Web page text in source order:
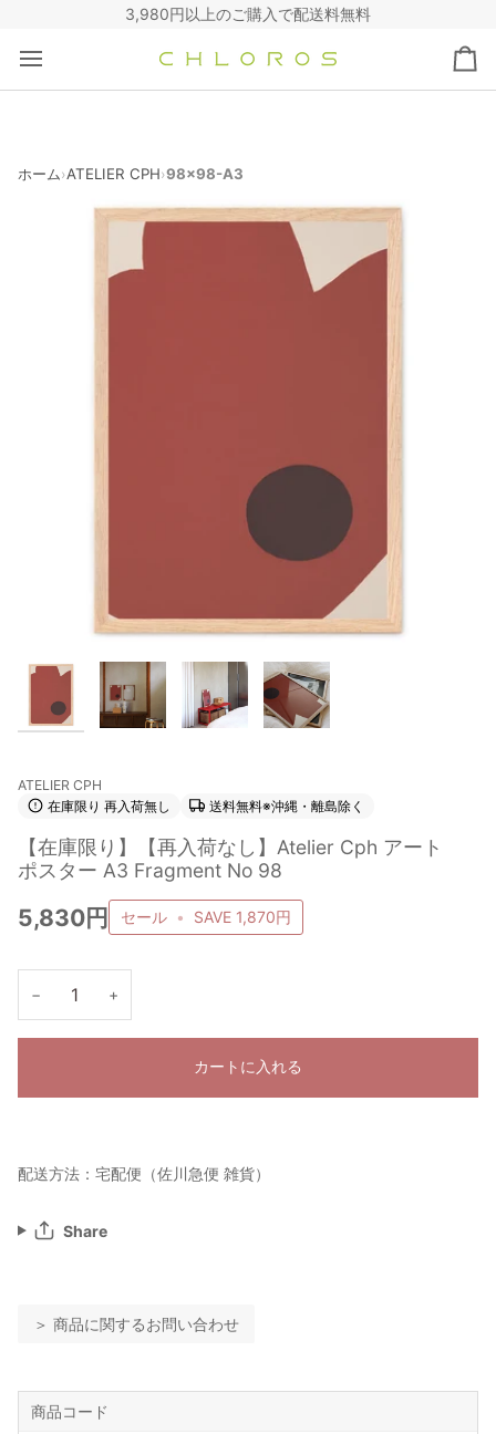
3,980円以上のご購入で配送料無料
カ
ー
ホーム›ATELIER CPH›98x98-A3
ATELIER CPH
在庫限り 再入荷無し
送料無料※沖縄・離島除く
【在庫限り】【再入荷なし】Atelier Cph アート
ポスター A3 Fragment No 98
5,830円 セール • SAVE 1,870円
− +
カートに入れる
配送方法：宅配便（佐川急便 雑貨）
Share
＞ 商品に関するお問い合わせ
商品コード